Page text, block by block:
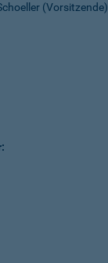
(Vorsitzende)